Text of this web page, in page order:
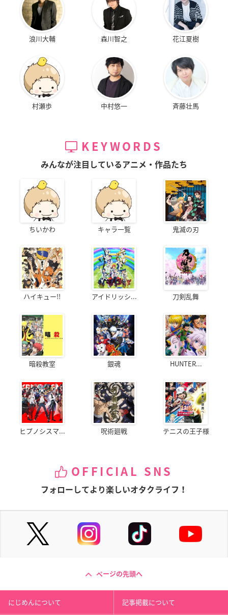
浪川大輔 森川智之 花江夏樹
村瀬歩 中村悠一 斉藤壮馬
KEYWORDS
みんなが注目しているアニメ・作品たち
ちいかわ キャラ一覧 鬼滅の刃
ハイキュー!! アイドリッシ... 刀剣乱舞
暗殺教室 銀魂 HUNTER...
ヒプノシスマ... 呪術廻戦 テニスの王子様
OFFICIAL SNS
フォローしてより楽しいオタクライフ！
ページの先頭へ
にじめんについて 記事掲載について